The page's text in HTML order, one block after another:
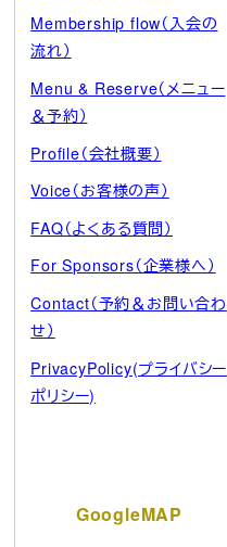
Membership flow（入会の
流れ）
Menu & Reserve（メニュー
＆予約）
Profile（会社概要）
Voice（お客様の声）
FAQ（よくある質問）
For Sponsors（企業様へ）
Contact（予約＆お問い合わ
せ）
PrivacyPolicy(プライバシー
ポリシー)
GoogleMAP